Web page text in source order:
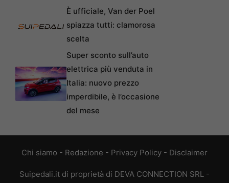
È ufficiale, Van der Poel
spiazza tutti: clamorosa
scelta
Super sconto sull’auto
elettrica più venduta in
Italia: nuovo prezzo
imperdibile, è l’occasione
del mese
Chi siamo - Redazione - Privacy Policy - Disclaimer
Suipedali.it di proprietà di DEVA CONNECTION SRL -